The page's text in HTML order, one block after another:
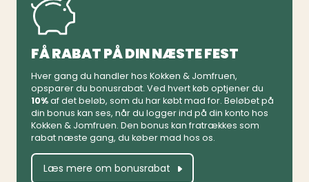
FÅ RABAT PÅ DIN NÆSTE FEST
Hver gang du handler hos Kokken & Jomfruen,
opsparer du bonusrabat. Ved hvert køb optjener du
10%af det beløb, som du har købt mad for. Beløbet på
din bonus kan ses, når du logger ind på din konto hos
Kokken & Jomfruen. Den bonus kan fratrækkes som
rabat næste gang, du køber mad hos os.
Læs mere om bonusrabat